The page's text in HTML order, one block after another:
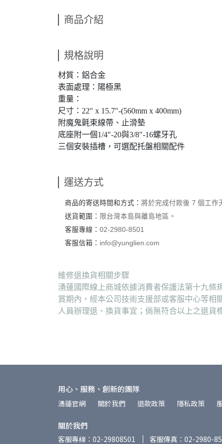
商品介紹
規格說明
材質：鋁合金
表面處理：陽極黑
重量：
尺寸：22" x 15.7"-(560mm x 400mm)
附魔鬼氈束線帶、止滑墊
底座附一個1/4"-20與3/8"-16螺牙孔
三個安裝插槽，可選配托盤相關配件
運送方式
商品的寄送時間和方式： 將於完成付款後 7 個工作
送貨範圍： 限台灣本島與離島地區。
客服專線： 02-2980-8501
客服信箱： info@yunglien.com
維修退換貨相關步驟
湧蓮國際線上商城依據消費者保護法第十九條
賞期內，經本公司技術支援部或客服中心等
人員辦理退、換貨事宜；倘無符合以上之退
用心、服務、創新的團隊
湧蓮官網 關於我們 退款政策 隱私政策
關於我們
客服專線：02-29808501 客服傳真：02-2980-